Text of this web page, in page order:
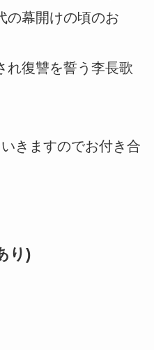
の幕開けの頃のお
れ復讐を誓う李長歌
きますのでお付き合
り)